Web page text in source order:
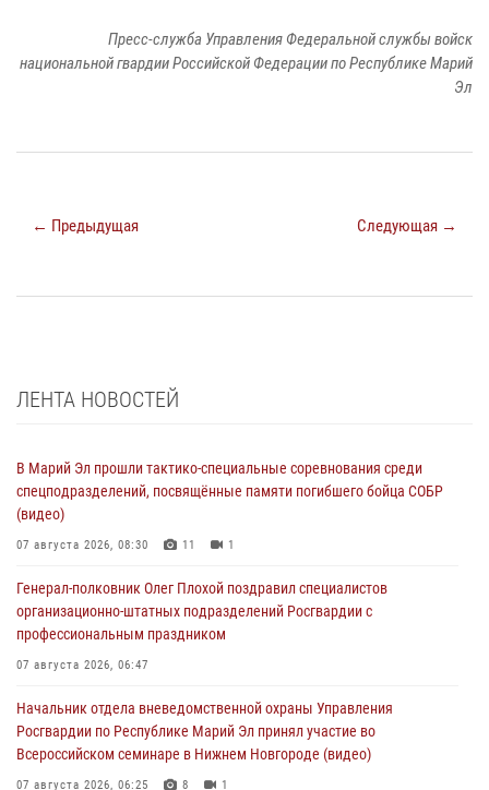
Пресс-служба Управления Федеральной службы войск
национальной гвардии Российской Федерации по Республике Марий
Эл
← Предыдущая Следующая →
ЛЕНТА НОВОСТЕЙ
В Марий Эл прошли тактико-специальные соревнования среди
спецподразделений, посвящённые памяти погибшего бойца СОБР
(видео)
07 августа 2026, 08:30 11 1
Генерал-полковник Олег Плохой поздравил специалистов
организационно-штатных подразделений Росгвардии с
профессиональным праздником
07 августа 2026, 06:47
Начальник отдела вневедомственной охраны Управления
Росгвардии по Республике Марий Эл принял участие во
Всероссийском семинаре в Нижнем Новгороде (видео)
07 августа 2026, 06:25 8 1